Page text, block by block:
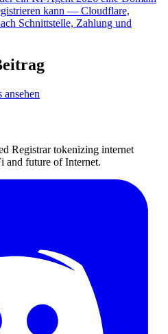
kann — Cloudflare,
Schnittstelle, Zahlung und
Registrar tokenizing internet
and future of Internet.